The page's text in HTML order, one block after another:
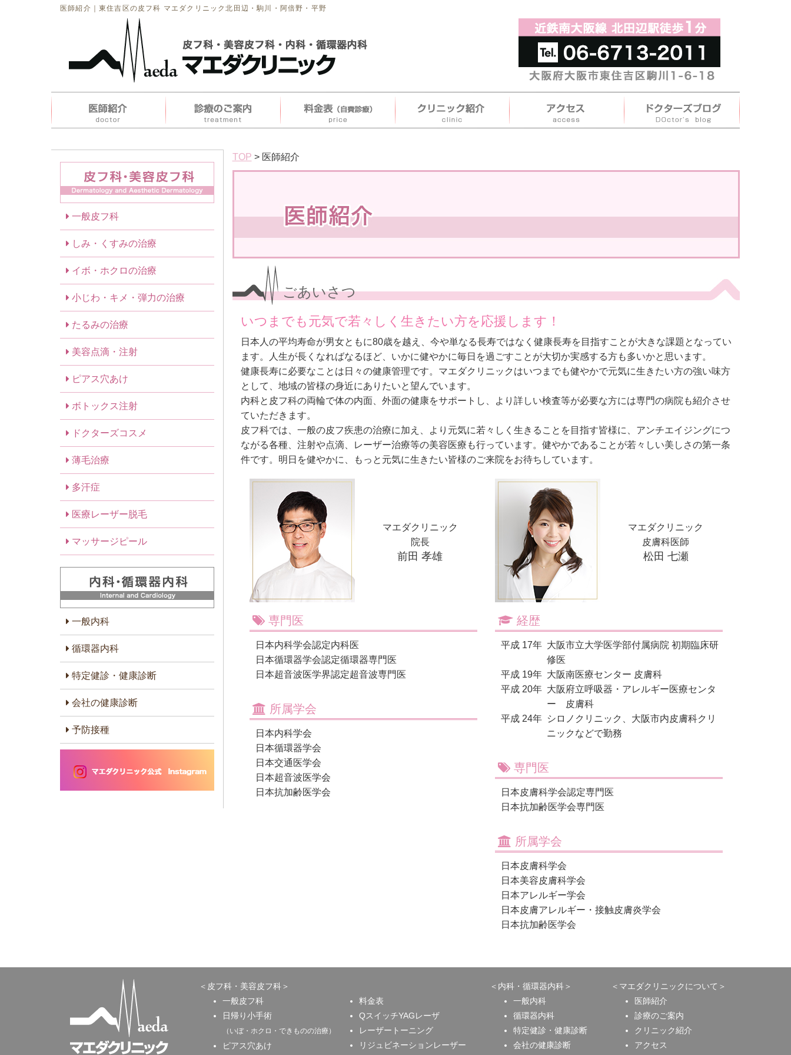
医師紹介｜東住吉区の皮フ科 マエダクリニック北田辺・駒川・阿倍野・平野
TOP > 医師紹介
ごあいさつ
いつまでも元気で若々しく生きたい方を応援します！
日本人の平均寿命が男女ともに80歳を越え、今や単なる長寿ではなく健康長寿を目指すことが大きな課題となってい
ます。人生が長くなればなるほど、いかに健やかに毎日を過ごすことが大切か実感する方も多いかと思います。
健康長寿に必要なことは日々の健康管理です。マエダクリニックはいつまでも健やかで元気に生きたい方の強い味方
として、地域の皆様の身近にありたいと望んでいます。
内科と皮フ科の両輪で体の内面、外面の健康をサポートし、より詳しい検査等が必要な方には専門の病院も紹介させ
ていただきます。
皮フ科では、一般の皮フ疾患の治療に加え、より元気に若々しく生きることを目指す皆様に、アンチエイジングにつ
ながる各種、注射や点滴、レーザー治療等の美容医療も行っています。健やかであることが若々しい美しさの第一条
件です。明日を健やかに、もっと元気に生きたい皆様のご来院をお待ちしています。
マエダクリニック
院長
前田 孝雄
専門医
日本内科学会認定内科医
日本循環器学会認定循環器専門医
日本超音波医学界認定超音波専門医
所属学会
日本内科学会
日本循環器学会
日本交通医学会
日本超音波医学会
日本抗加齢医学会
マエダクリニック
皮膚科医師
松田 七瀬
経歴
平成 17年 大阪市立大学医学部付属病院 初期臨床研
修医
平成 19年 大阪南医療センター 皮膚科
平成 20年 大阪府立呼吸器・アレルギー医療センタ
ー 皮膚科
平成 24年
シロノクリニック、大阪市内皮膚科クリ
ニックなどで勤務
専門医
日本皮膚科学会認定専門医
日本抗加齢医学会専門医
所属学会
日本皮膚科学会
日本美容皮膚科学会
日本アレルギー学会
日本皮膚アレルギー・接触皮膚炎学会
日本抗加齢医学会
一般皮フ科
しみ・くすみの治療
イボ・ホクロの治療
小じわ・キメ・弾力の治療
たるみの治療
美容点滴・注射
ピアス穴あけ
ボトックス注射
ドクターズコスメ
薄毛治療
多汗症
医療レーザー脱毛
マッサージピール
一般内科
循環器内科
特定健診・健康診断
会社の健康診断
予防接種
＜皮フ科・美容皮フ科＞
一般皮フ科
日帰り小手術
（いぼ・ホクロ・できものの治療）
ピアス穴あけ
料金表
QスイッチYAGレーザ
レーザートーニング
リジュビネーションレーザー
＜内科・循環器内科＞
一般内科
循環器内科
特定健診・健康診断
会社の健康診断
＜マエダクリニックについて＞
医師紹介
診療のご案内
クリニック紹介
アクセス